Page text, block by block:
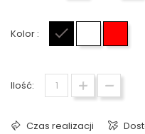
Kolor :
Ilość:
Czas realizacji